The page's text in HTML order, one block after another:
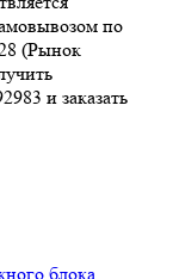
по
(Рынок
и заказать